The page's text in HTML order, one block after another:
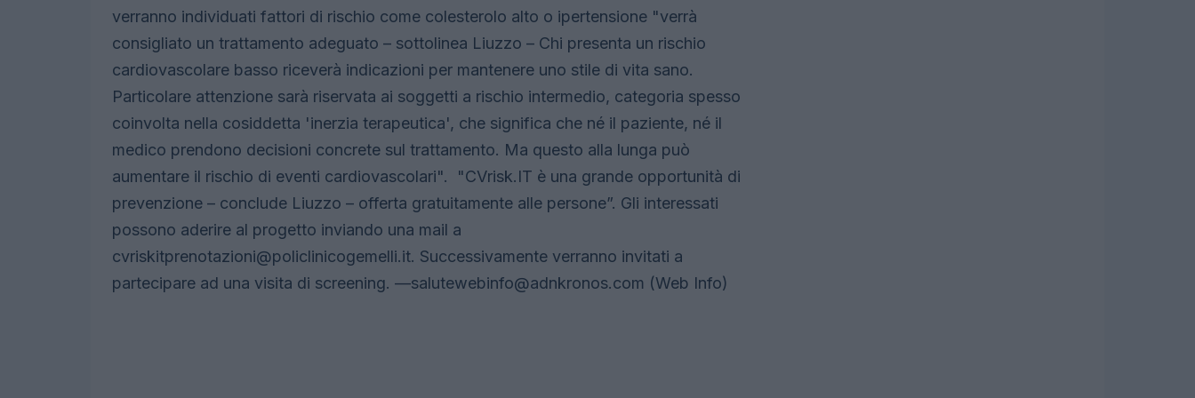
verranno individuati fattori di rischio come colesterolo alto o ipertensione "verrà
consigliato un trattamento adeguato – sottolinea Liuzzo – Chi presenta un rischio
cardiovascolare basso riceverà indicazioni per mantenere uno stile di vita sano.
Particolare attenzione sarà riservata ai soggetti a rischio intermedio, categoria spesso
coinvolta nella cosiddetta 'inerzia terapeutica', che significa che né il paziente, né il
medico prendono decisioni concrete sul trattamento. Ma questo alla lunga può
aumentare il rischio di eventi cardiovascolari". "CVrisk.IT è una grande opportunità di
prevenzione – conclude Liuzzo – offerta gratuitamente alle persone”. Gli interessati
possono aderire al progetto inviando una mail a
cvriskitprenotazioni@policlinicogemelli.it. Successivamente verranno invitati a
partecipare ad una visita di screening. —salutewebinfo@adnkronos.com (Web Info)